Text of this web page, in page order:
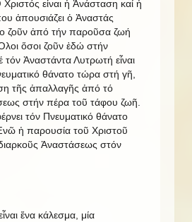
εἶναι ἡ Ἀνάσταση καί ἡ
ἀπουσιάζει ὁ Ἀναστάς
ζοῦν ἀπό τήν παροῦσα ζωή
ὅσοι ζοῦν ἐδώ στήν
Ἀναστάντα Λυτρωτή εἶναι
θάνατο τώρα στή γῆ,
τῆς ἀπαλλαγῆς ἀπό τό
στήν πέρα τοῦ τάφου ζωῆ.
τόν Πνευματικό θάνατο
ἡ παρουσία τοῦ Χριστοῦ
Ἀναστάσεως στόν
ἕνα κάλεσμα, μία